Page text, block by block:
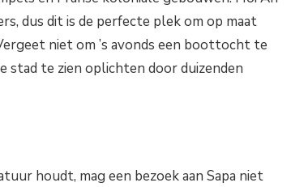
dus dit is de perfecte plek om op maat
niet om ’s avonds een boottocht te
stad te zien oplichten door duizenden
houdt, mag een bezoek aan Sapa niet